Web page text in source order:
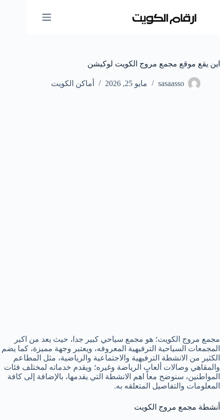
المحتوى
اين يقع موقع مجمع مروج الكويت لوكيشن
sasaasso مايو 25, 2026 أماكن الكويت
مجمع مروج الكويت؛ هو مجمع سياحي كبير جدا، حيث يعد من اكبر
المجمعات السياحية الترفيهية المعروفه، ويعتبر وجهة مميزة، كما يضم
الكثير من الانشطة الترفيهية والاجتماعية والرياضية، مثل المطاعم
والمقاهي وصالات ألعاب الرياضة وغيره؛ ويقدم خدماته لمختلف فئات
المواطنين، سنوضح معاً اهم الانشطة التي يقدمها، بالإضافة إلى كافة
المعلومات والتفاصيل المتعلقه به.
أنشطة مجمع مروج الكويت